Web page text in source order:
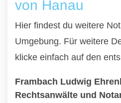
von Hanau
Hier findest du weitere
Umgebung. Für weitere
klicke einfach auf den
Frambach Ludwig
Rechtsanwälte und